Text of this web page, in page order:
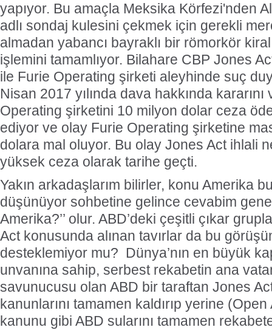
yapıyor. Bu amaçla Meksika Körfezi'nden
adlı sondaj kulesini çekmek için gerekli
almadan yabancı bayraklı bir römorkör
işlemini tamamlıyor. Bilahare CBP Jones
ile Furie Operating şirketi aleyhinde suç
Nisan 2017 yılında dava hakkında
Operating şirketini 10 milyon dolar ceza
ediyor ve olay Furie Operating şirketine
dolara mal oluyor. Bu olay Jones Act ihlali
yüksek ceza olarak tarihe geçti.
Yakın arkadaşlarım bilirler, konu Amerika
düşünüyor sohbetine gelince cevabim
Amerika?’’ olur. ABD’deki çeşitli çıkar
Act konusunda alınan tavırlar da bu
desteklemiyor mu? Dünya’nın en büyük
unvanına sahip, serbest rekabetin ana
savunucusu olan ABD bir taraftan Jones
kanunlarını tamamen kaldırıp yerine
kanunu gibi ABD sularını tamamen